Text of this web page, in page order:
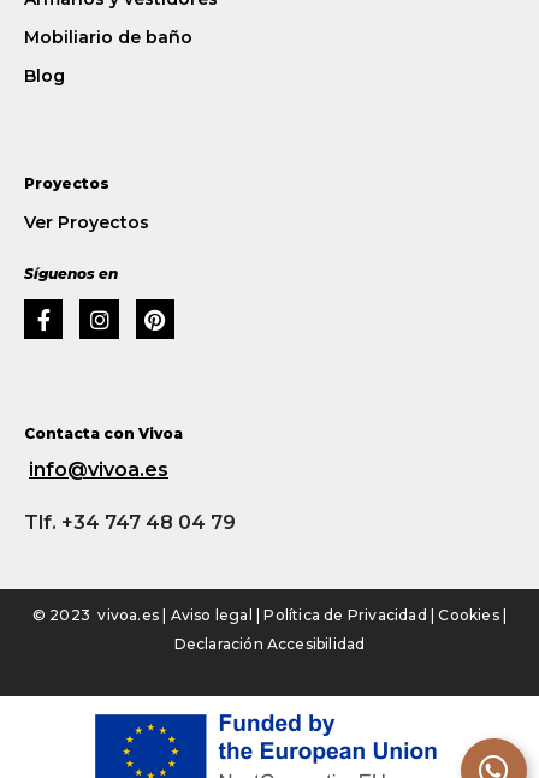
Mobiliario de baño
Blog
Proyectos
Ver Proyectos
Síguenos en
Contacta con Vivoa
info@vivoa.es
Tlf. +34 747 48 04 79
© 2023 vivoa.es | Aviso legal |Política de Privacidad |Cookies|
Declaración Accesibilidad